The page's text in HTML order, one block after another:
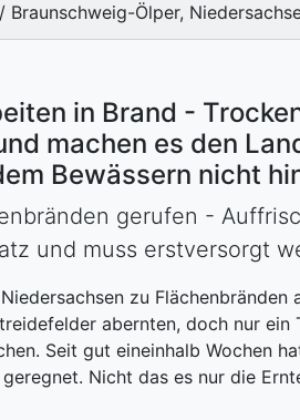
Ölper,
in Brand -
machen es den
Bewässern nicht
gerufen -
und muss erstversorgt
zu
abernten, doch nur ein
Seit gut eineinhalb Wochen
Nicht das es nur die